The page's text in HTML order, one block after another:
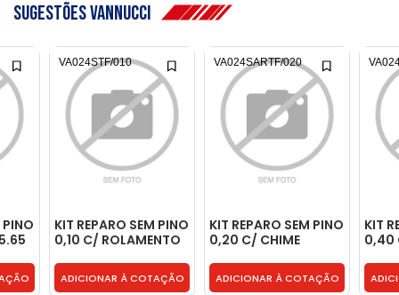
sugestões vannucci
PINO
KIT REPARO SEM PINO
0,10 C/ ROLAMENTO
T16498629STF/010
ADICIONAR À COTAÇÃO
VA024STF/010
KIT REPARO SEM PINO
0,20 C/ CHIME
TEFLON -
T16498629SARTF/020
ADICIONAR À COTAÇÃO
VA024SARTF/020
KIT
0,40